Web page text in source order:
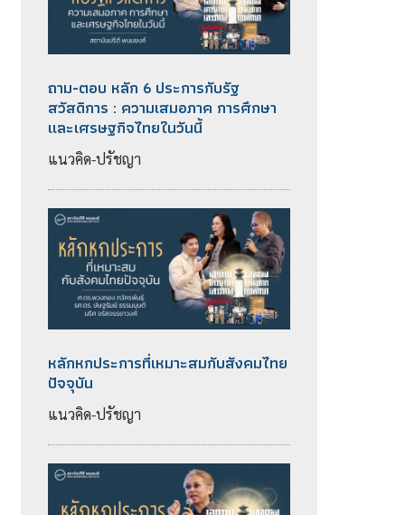
ถาม-ตอบ หลัก 6 ประการกับรัฐ
สวัสดิการ : ความเสมอภาค การศึกษา
และเศรษฐกิจไทยในวันนี้
แนวคิด-ปรัชญา
หลักหกประการที่เหมาะสมกับสังคมไทย
ปัจจุบัน
แนวคิด-ปรัชญา